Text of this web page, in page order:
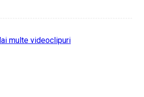
multe videoclipuri